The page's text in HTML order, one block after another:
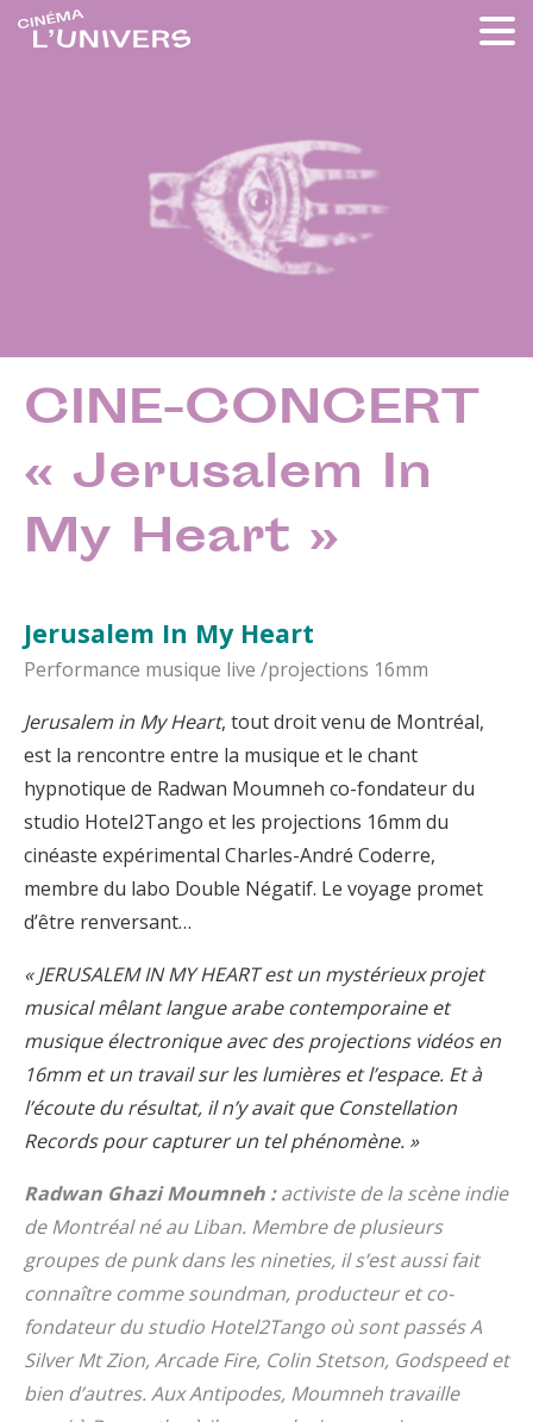
CINE-CONCERT
« Jerusalem In
My Heart »
Jerusalem In My Heart
Performance musique live /projections 16mm
Jerusalem in My Heart, tout droit venu de Montréal,
est la rencontre entre la musique et le chant
hypnotique de Radwan Moumneh co-fondateur du
studio Hotel2Tango et les projections 16mm du
cinéaste expérimental Charles-André Coderre,
membre du labo Double Négatif. Le voyage promet
d’être renversant…
« JERUSALEM IN MY HEART est un mystérieux projet
musical mêlant langue arabe contemporaine et
musique électronique avec des projections vidéos en
16mm et un travail sur les lumières et l’espace. Et à
l’écoute du résultat, il n’y avait que Constellation
Records pour capturer un tel phénomène. »
Radwan Ghazi Moumneh :activiste de la scène indie
de Montréal né au Liban. Membre de plusieurs
groupes de punk dans les nineties, il s’est aussi fait
connaître comme soundman, producteur et co-
fondateur du studio Hotel2Tango où sont passés A
Silver Mt Zion, Arcade Fire, Colin Stetson, Godspeed et
bien d’autres. Aux Antipodes, Moumneh travaille